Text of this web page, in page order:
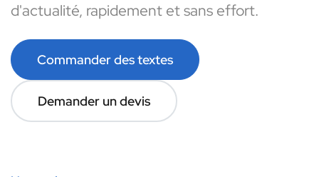
d'actualité, rapidement et sans effort.
Commander des textes
Demander un devis